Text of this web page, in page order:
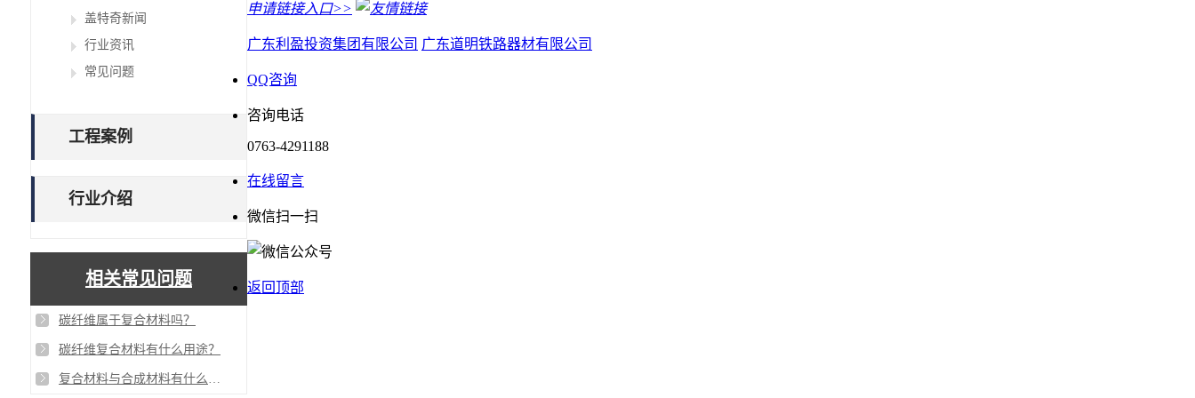
盖特奇新闻
行业资讯
常见问题
工程案例
行业介绍
相关常见问题
碳纤维属于复合材料吗？
碳纤维复合材料有什么用途？
复合材料与合成材料有什么区别？
申请链接入口>>
广东利盈投资集团有限公司 广东道明铁路器材有限公司
QQ咨询
咨询电话
0763-4291188
在线留言
微信扫一扫
返回顶部